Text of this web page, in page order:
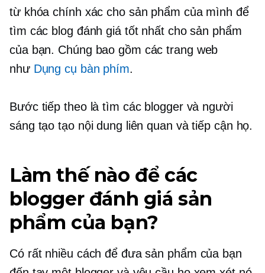
từ khóa chính xác cho sản phẩm của mình để
tìm các blog đánh giá tốt nhất cho sản phẩm
của bạn. Chúng bao gồm các trang web
như Dụng cụ bàn phím.
Bước tiếp theo là tìm các blogger và người
sáng tạo tạo nội dung liên quan và tiếp cận họ.
Làm thế nào để các
blogger đánh giá sản
phẩm của bạn?
Có rất nhiều cách để đưa sản phẩm của bạn